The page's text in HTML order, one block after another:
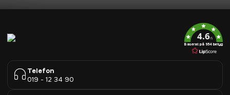
4.6/5
Baserat på 954 betyg
Telefon
019 - 12 34 90